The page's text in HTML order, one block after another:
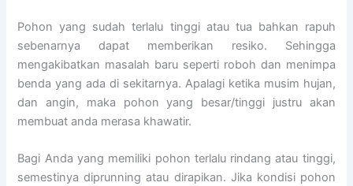
Pohon yang sudah terlalu tinggi atau tua bahkan rapuh
sebenarnya dapat memberikan resiko. Sehingga
mengakibatkan masalah baru seperti roboh dan menimpa
benda yang ada di sekitarnya. Apalagi ketika musim hujan,
dan angin, maka pohon yang besar/tinggi justru akan
membuat anda merasa khawatir.
Bagi Anda yang memiliki pohon terlalu rindang atau tinggi,
semestinya diprunning atau dirapikan. Jika kondisi pohon